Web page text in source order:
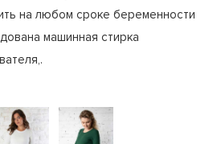
на любом сроке беременности
машинная стирка